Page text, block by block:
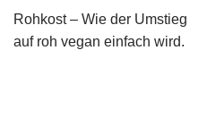
Rohkost – Wie der Umstieg
auf roh vegan einfach wird.